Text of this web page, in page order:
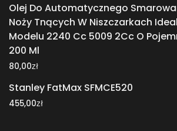
Olej Do Automatycznego
Noży Tnących W Niszczarkach
Modelu 2240 Cc 5009 2Cc O
200 Ml
80,00zł
Stanley FatMax SFMCE520
455,00zł